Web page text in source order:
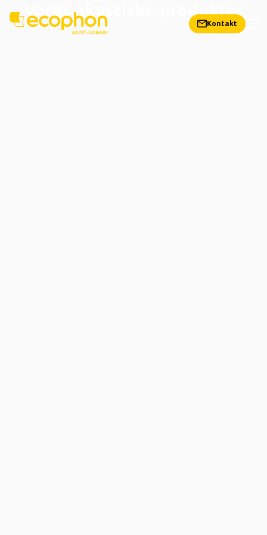
Kontakt
Vores akustiske produkter